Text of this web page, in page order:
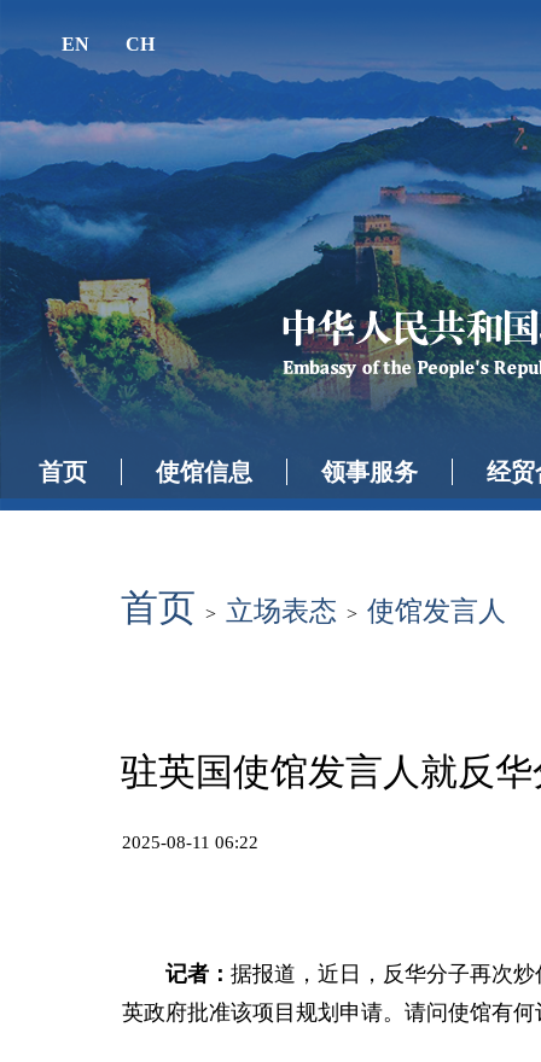
EN CH
首页 使馆信息 领事服务 经贸
首页 > 立场表态 > 使馆发言人
驻英国使馆发言人就反
2025-08-11 06:22
记者： 据报道，近日，反华分子再次
英政府批准该项目规划申请。请问使馆有何